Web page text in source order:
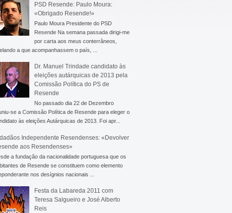
PSD Resende: Paulo Moura:
«Obrigado Resende!»
Paulo Moura Presidente do PSD
Resende Na semana passada dirigi-me
por carta aos meus conterrâneos,
a que acompanhassem o país, ...
Dr. Manuel Trindade candidato às
eleições autárquicas de 2013 pela
Comissão Política do PS de
Resende
No passado dia 22 de Dezembro
se a Comissão Política de Resende para eleger o
às eleições Autárquicas de 2013. Foi apr...
Independente Resendenses: «Devolver
aos Resendenses»
a fundação da nacionalidade portuguesa que os
de Resende se constituem como elemento
nos desígnios nacionais ...
Festa da Labareda 2011 com
Teresa Salgueiro e José Alberto
Reis